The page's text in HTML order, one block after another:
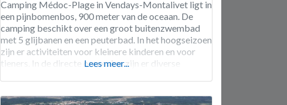
Camping Médoc-Plage in Vendays-Montalivet ligt in
een pijnbomenbos, 900 meter van de oceaan. De
camping beschikt over een groot buitenzwembad
met 5 glijbanen en een peuterbad. In het hoogseizoen
zijn er activiteiten voor kleinere kinderen en voor
tieners. In de directe omgeving zijn er diverse
Lees meer...